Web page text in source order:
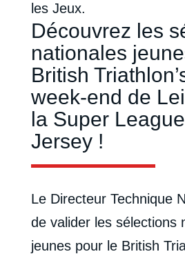
les Jeux.
Découvrez les
nationales
British
week-end de
la Super
Jersey !
Le Directeur Technique
de valider les sélections
jeunes pour le British